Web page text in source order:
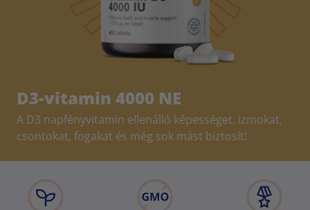
D3-vitamin 4000 NE
A D3 napfényvitamin ellenálló képességet, izmokat,
csontokat, fogakat és még sok mást biztosít!